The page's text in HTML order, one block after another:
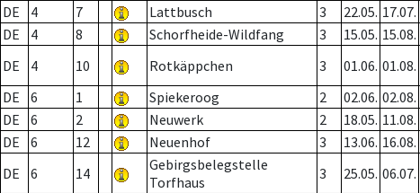
DE
4 7 Lattbusch 3 22.05. 17.07.
DE
4 8 Schorfheide-Wildfang 3 15.05. 15.08.
DE
4 10 Rotkäppchen 3 01.06. 01.08.
DE
6 1 Spiekeroog 2 02.06. 02.08.
DE
6 2 Neuwerk 2 18.05. 11.08.
DE
6 12 Neuenhof 3 13.06. 16.08.
DE
6 14
Gebirgsbelegstelle
Torfhaus
3 25.05. 06.07.